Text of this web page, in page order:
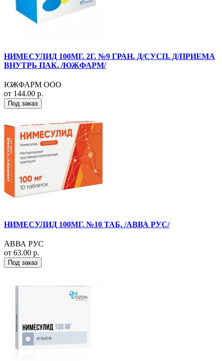
НИМЕСУЛИД 100МГ. 2Г. №9 ГРАН. Д/СУСП. Д/ПРИЕМА
ВНУТРЬ ПАК. /ЮЖФАРМ/
ЮЖФАРМ ООО
от 144.00 р.
Под заказ
НИМЕСУЛИД 100МГ. №10 ТАБ. /АВВА РУС/
АВВА РУС
от 63.00 р.
Под заказ